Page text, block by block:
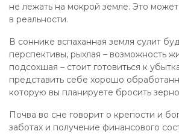
не лежать на мокрой земле. Это
в реальности.
В соннике вспаханная земля сулит
перспективы, рыхлая – возможность
подсохшая – стоит готовиться к
представить себе хорошо
которую вы планируете бросить
Почва во сне говорит о крепости и
заботах и получение финансового